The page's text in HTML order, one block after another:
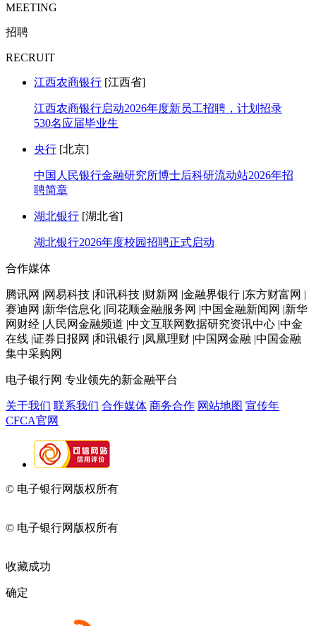
MEETING
招聘
RECRUIT
江西农商银行 [江西省]
江西农商银行启动2026年度新员工招聘，计划招录
530名应届毕业生
央行 [北京]
中国人民银行金融研究所博士后科研流动站2026年招
聘简章
湖北银行 [湖北省]
湖北银行2026年度校园招聘正式启动
合作媒体
腾讯网 |网易科技 |和讯科技 |财新网 |金融界银行 |东方财富网 |
赛迪网 |新华信息化 |同花顺金融服务网 |中国金融新闻网 |新华
网财经 |人民网金融频道 |中文互联网数据研究资讯中心 |中金
在线 |证券日报网 |和讯银行 |凤凰理财 |中国网金融 |中国金融
集中采购网
电子银行网 专业领先的新金融平台
关于我们 联系我们 合作媒体 商务合作 网站地图 宣传年
CFCA官网
© 电子银行网版权所有
© 电子银行网版权所有
收藏成功
确定